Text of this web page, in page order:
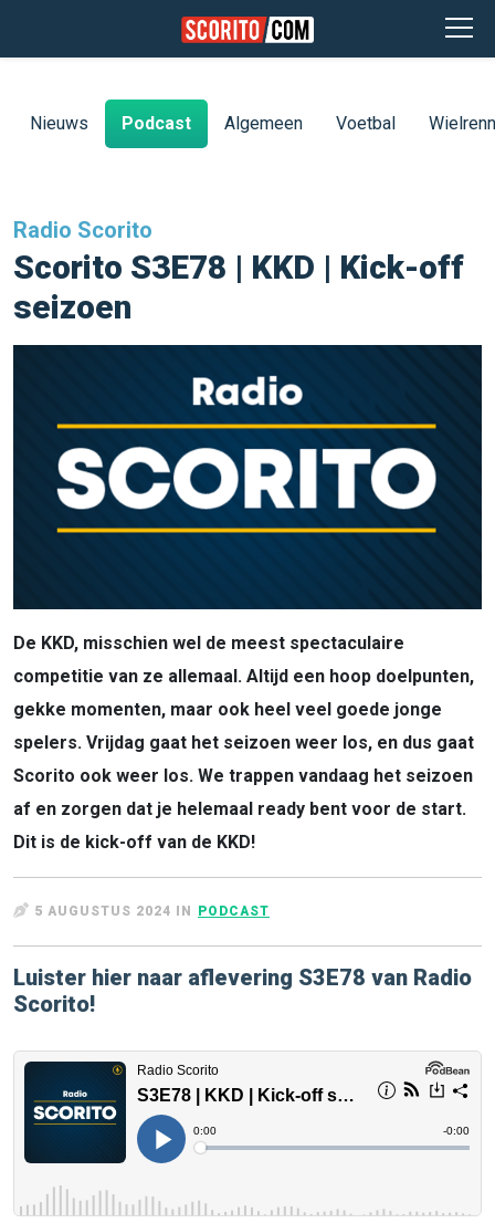
Nieuws Podcast Algemeen Voetbal
Radio Scorito
Scorito S3E78 | KKD | Kick-off
seizoen
De KKD, misschien wel de meest spectaculaire
competitie van ze allemaal. Altijd een hoop doelpunten,
gekke momenten, maar ook heel veel goede jonge
spelers. Vrijdag gaat het seizoen weer los, en dus gaat
Scorito ook weer los. We trappen vandaag het seizoen
af en zorgen dat je helemaal ready bent voor de start.
Dit is de kick-off van de KKD!
5 AUGUSTUS 2024 IN PODCAST
Luister hier naar aflevering S3E78 van Radio
Scorito!